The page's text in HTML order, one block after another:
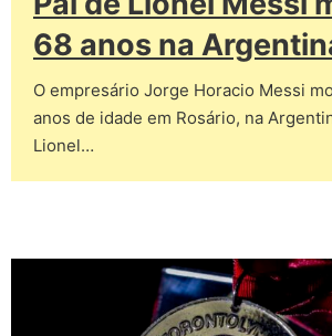
68 anos na
O empresário Jorge Horacio Messi
anos de idade em Rosário, na
Lionel…